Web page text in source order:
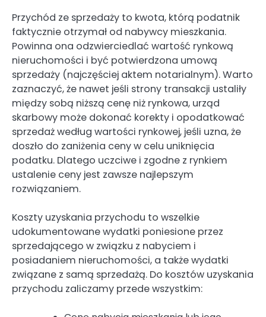
Przychód ze sprzedaży to kwota, którą podatnik
faktycznie otrzymał od nabywcy mieszkania.
Powinna ona odzwierciedlać wartość rynkową
nieruchomości i być potwierdzona umową
sprzedaży (najczęściej aktem notarialnym). Warto
zaznaczyć, że nawet jeśli strony transakcji ustaliły
między sobą niższą cenę niż rynkowa, urząd
skarbowy może dokonać korekty i opodatkować
sprzedaż według wartości rynkowej, jeśli uzna, że
doszło do zaniżenia ceny w celu uniknięcia
podatku. Dlatego uczciwe i zgodne z rynkiem
ustalenie ceny jest zawsze najlepszym
rozwiązaniem.
Koszty uzyskania przychodu to wszelkie
udokumentowane wydatki poniesione przez
sprzedającego w związku z nabyciem i
posiadaniem nieruchomości, a także wydatki
związane z samą sprzedażą. Do kosztów uzyskania
przychodu zaliczamy przede wszystkim: